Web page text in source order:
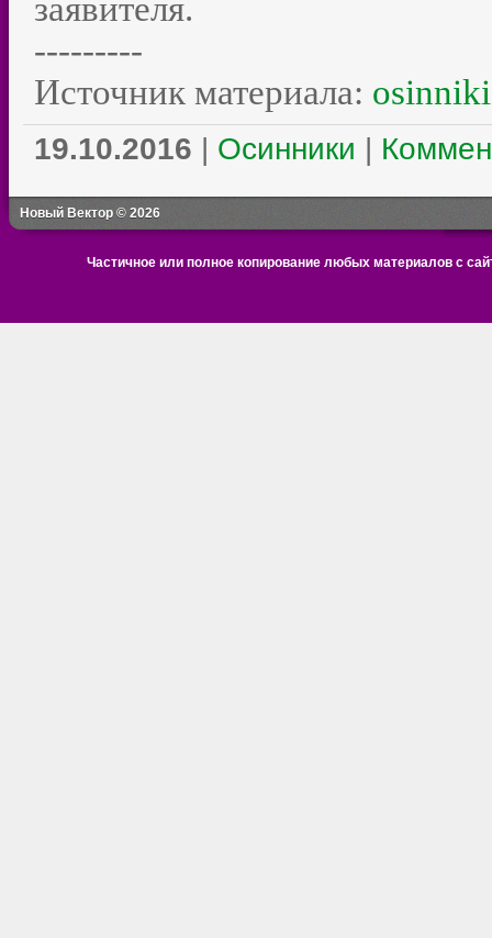
заявителя.
---------
Источник материала:
19.10.2016 | Осинники |
Новый Вектор © 2026
Частичное или полное копирование любых материалов с